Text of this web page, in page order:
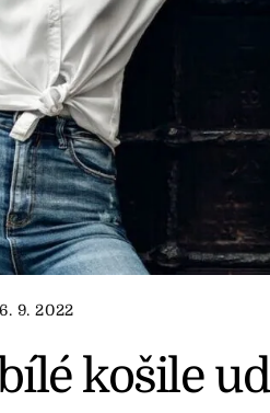
6. 9. 2022
košile